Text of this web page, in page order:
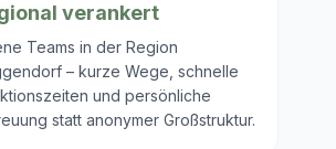
verankert
Teams in der Region
– kurze Wege, schnelle
und persönliche
statt anonymer Großstruktur.